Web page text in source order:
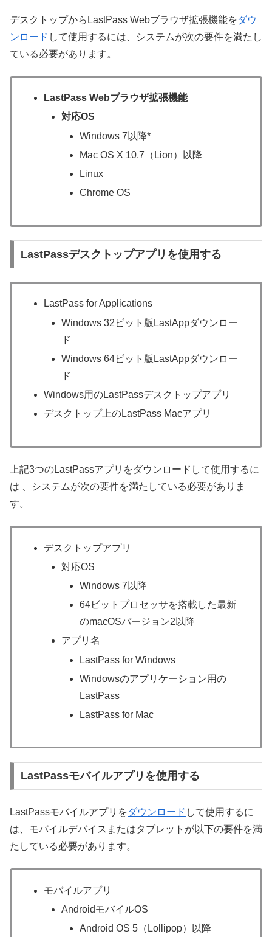
デスクトップからLastPass Webブラウザ拡張機能をダウ
ンロード して使用するには、システムが次の要件を満たし
ている必要があります。
LastPass Webブラウザ拡張機能
対応OS
Windows 7以降*
Mac OS X 10.7（Lion）以降
Linux
Chrome OS
LastPassデスクトップアプリを使用する
LastPass for Applications
Windows 32ビット版LastAppダウンロー
ド
Windows 64ビット版LastAppダウンロー
ド
Windows用のLastPassデスクトップアプリ
デスクトップ上のLastPass Macアプリ
上記3つのLastPassアプリをダウンロードして使用するに
は 、システムが次の要件を満たしている必要がありま
す。
デスクトップアプリ
対応OS
Windows 7以降
64ビットプロセッサを搭載した最新
のmacOSバージョン2以降
アプリ名
LastPass for Windows
Windowsのアプリケーション用の
LastPass
LastPass for Mac
LastPassモバイルアプリを使用する
LastPassモバイルアプリをダウンロード して使用するに
は、モバイルデバイスまたはタブレットが以下の要件を満
たしている必要があります。
モバイルアプリ
AndroidモバイルOS
Android OS 5（Lollipop）以降